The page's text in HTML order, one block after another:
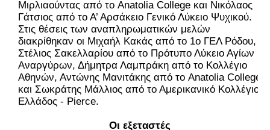
Μιρλιαούντας από το Anatolia College και Νικόλαος
Γάτσιος από το Α’ Αρσάκειο Γενικό Λύκειο Ψυχικού.
Στις θέσεις των αναπληρωματικών μελών
διακρίθηκαν οι Μιχαήλ Κακάς από το 1ο ΓΕΛ Ρόδου,
Στέλιος Σακελλαρίου από το Πρότυπο Λύκειο Αγίων
Αναργύρων, Δήμητρα Λαμπράκη από το Κολλέγιο
Αθηνών, Αντώνης Μανιτάκης από το Anatolia College
και Σωκράτης Μάλλιος από το Αμερικανικό Κολλέγιο
Ελλάδος - Pierce.
Οι εξεταστές